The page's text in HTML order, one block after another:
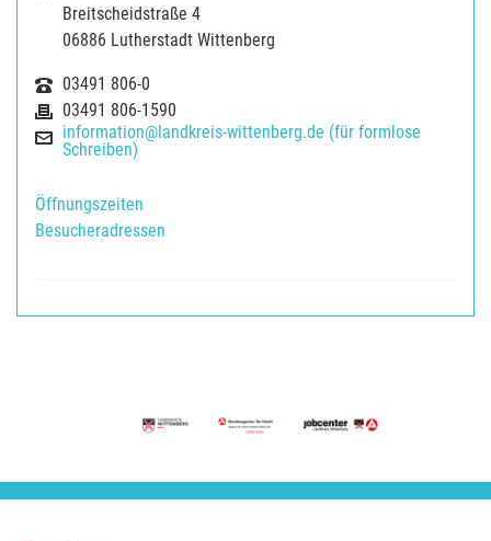
Breitscheidstraße 4
06886 Lutherstadt Wittenberg
03491 806-0
03491 806-1590
information@landkreis-wittenberg.de (für formlose
Schreiben)
Öffnungszeiten
Besucheradressen